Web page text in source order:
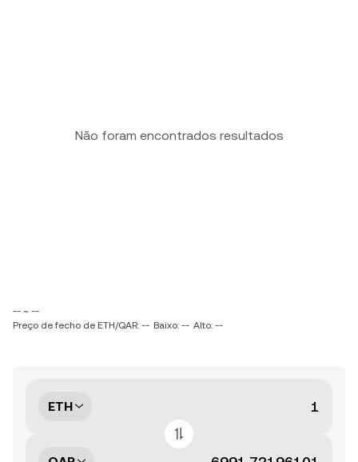
Não foram encontrados resultados
-- ~ --
Preço de fecho de ETH/QAR: -- Baixo: -- Alto: --
ETH